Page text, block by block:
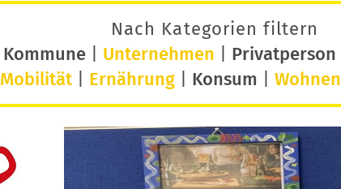
Nach Kategorien filtern
Kommune| Unternehmen Privatperson
Mobilität Ernährung Konsum Wohnen